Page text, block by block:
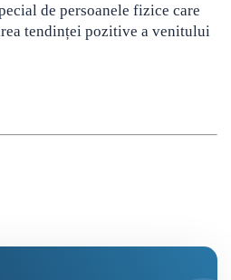
de persoanele fizice care
tendinței pozitive a venitului